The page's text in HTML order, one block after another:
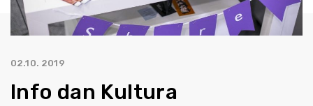
02.10. 2019
Info dan Kultura